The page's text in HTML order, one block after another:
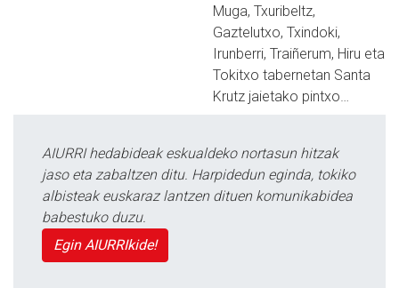
Muga, Txuribeltz,
Gaztelutxo, Txindoki,
Irunberri, Traiñerum, Hiru eta
Tokitxo tabernetan Santa
Krutz jaietako pintxo…
AIURRI hedabideak eskualdeko nortasun hitzak
jaso eta zabaltzen ditu. Harpidedun eginda, tokiko
albisteak euskaraz lantzen dituen komunikabidea
babestuko duzu.
Egin AIURRIkide!